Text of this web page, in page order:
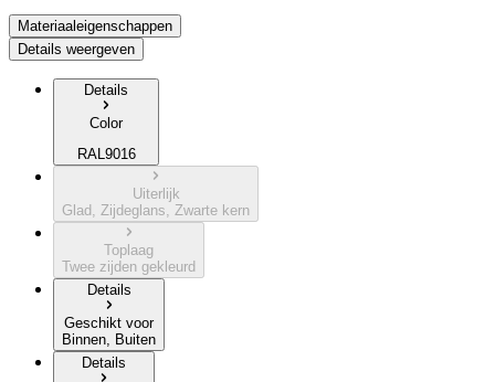
Materiaaleigenschappen
Details weergeven
Details
Color
RAL9016
Uiterlijk
Glad, Zijdeglans, Zwarte kern
Toplaag
Twee zijden gekleurd
Details
Geschikt voor
Binnen, Buiten
Details